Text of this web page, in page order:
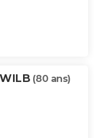
(80 ans)